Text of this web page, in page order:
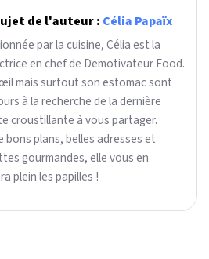
de l'auteur : Célia Papaïx
par la cuisine, Célia est la
en chef de Demotivateur Food.
mais surtout son estomac sont
à la recherche de la dernière
croustillante à vous partager.
bons plans, belles adresses et
gourmandes, elle vous en
plein les papilles !